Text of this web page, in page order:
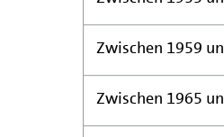
Zwischen 1959
Zwischen 1965